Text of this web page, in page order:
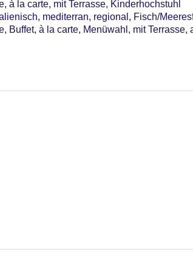
à la carte, mit Terrasse, Kinderhochstuhl
mediterran, regional, Fisch/
Buffet, à la carte, Menüwahl, mit Terrasse,